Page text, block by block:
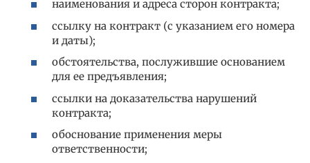
наименования и адреса сторон контракта;
ссылку на контракт (с указанием его номера
и даты);
обстоятельства, послужившие основанием
для ее предъявления;
ссылки на доказательства нарушений
контракта;
обоснование применения меры
ответственности;